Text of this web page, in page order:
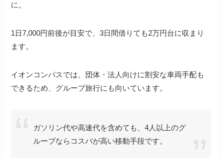
に。
1日7,000円前後が目安で、3日間借りても2万円台に収まり
ます。
イオンコンパスでは、団体・法人向けに割安な車両手配も
できるため、グループ旅行にも向いています。
ガソリン代や高速代を含めても、4人以上のグ
ループならコスパが高い移動手段です。